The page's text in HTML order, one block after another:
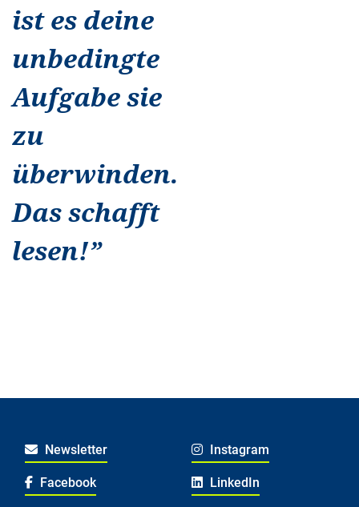
ist es deine
unbedingte
Aufgabe sie
zu
überwinden.
Das schafft
lesen!”
Newsletter Instagram
Facebook LinkedIn